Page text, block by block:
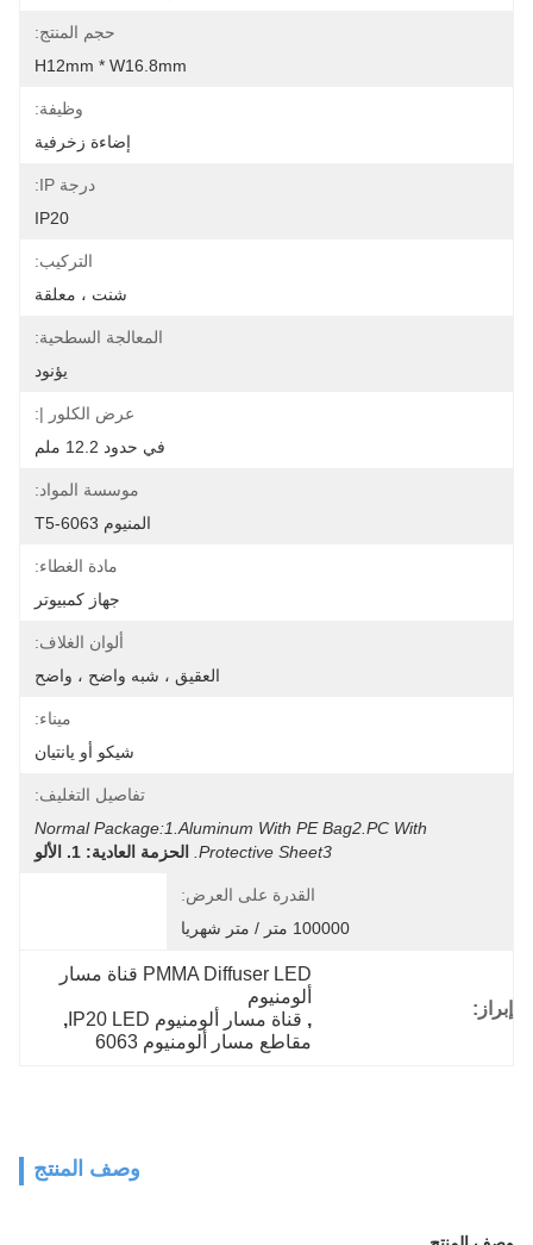
حجم المنتج:
H12mm * W16.8mm
وظيفة:
إضاءة زخرفية
درجة IP:
IP20
التركيب:
شنت ، معلقة
المعالجة السطحية:
يؤنود
عرض الكلور |:
في حدود 12.2 ملم
موسسة المواد:
المنيوم 6063-T5
مادة الغطاء:
جهاز كمبيوتر
ألوان الغلاف:
العقيق ، شبه واضح ، واضح
ميناء:
شيكو أو يانتيان
تفاصيل التغليف:
Normal Package:1.Aluminum With PE Bag2.PC With
Protective Sheet3.
الحزمة العادية: 1. الألو
القدرة على العرض:
100000 متر / متر شهريا
إبراز:
PMMA Diffuser LED قناة مسار
ألومنيوم
, قناة مسار ألومنيوم IP20 LED
,
مقاطع مسار ألومنيوم 6063
وصف المنتج